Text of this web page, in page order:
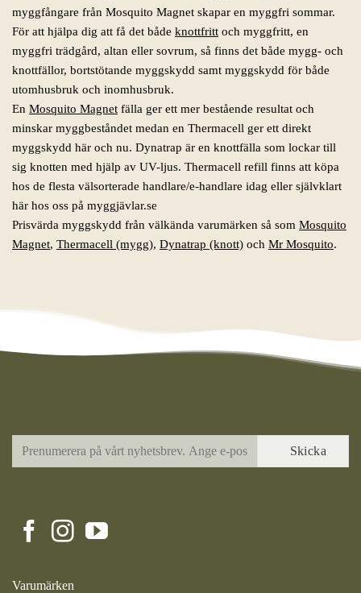
myggfångare från Mosquito Magnet skapar en myggfri sommar.
För att hjälpa dig att få det både knottfritt och myggfritt, en
myggfri trädgård, altan eller sovrum, så finns det både mygg- och
knottfällor, bortstötande myggskydd samt myggskydd för både
utomhusbruk och inomhusbruk.
En Mosquito Magnet fälla ger ett mer bestående resultat och
minskar myggbeståndet medan en Thermacell ger ett direkt
myggskydd här och nu. Dynatrap är en knottfälla som lockar till
sig knotten med hjälp av UV-ljus. Thermacell refill finns att köpa
hos de flesta välsorterade handlare/e-handlare idag eller självklart
här hos oss på myggjävlar.se
Prisvärda myggskydd från välkända varumärken så som Mosquito
Magnet, Thermacell (mygg), Dynatrap (knott) och Mr Mosquito.
Varumärken